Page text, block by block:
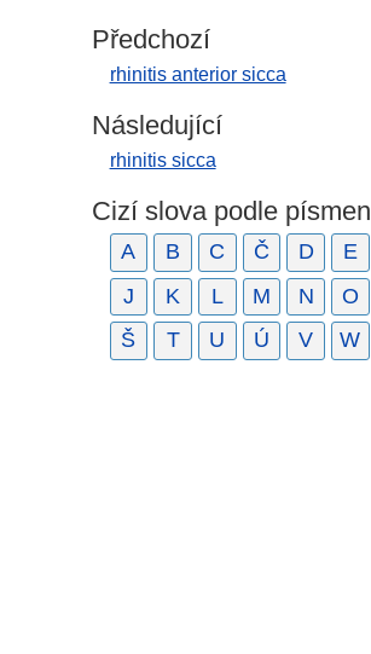
Předchozí
rhinitis anterior sicca
Následující
rhinitis sicca
Cizí slova podle písmen
A B C Č D E
J
K L M N O
Š
T U Ú V W